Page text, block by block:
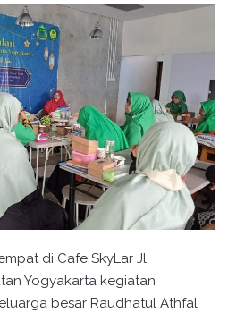
di Cafe SkyLar Jl
Yogyakarta kegiatan
besar Raudhatul Athfal